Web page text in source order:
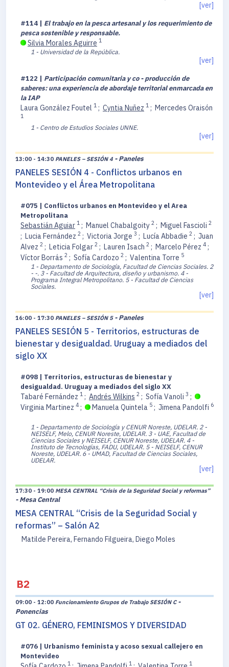
[ver]
#114 | El trabajo en la pesca artesanal y los requerimiento de
pesca sostenible y responsable.
Silvia Morales Aguirre 1
1 - Universidad de la República.
[ver]
#122 | Participación comunitaria y co - producción de
saberes: una experiencia de abordaje territorial enmarcada en
la IAP
Laura González Foutel 1 ; Cyntia Nuñez 1 ; Mercedes Oraisón
1
1 - Centro de Estudios Sociales UNNE.
[ver]
13:00 - 14:30 PANELES – SESIÓN 4 - Paneles
PANELES SESIÓN 4 - Conflictos urbanos en
Montevideo y el Área Metropolitana
#075 | Conflictos urbanos en Montevideo y el Area
Metropolitana
Sebastián Aguiar 1 ; Manuel Chabalgoity 2 ; Miguel Fascioli 2
; Lucia Fernández 2 ; Victoria Jorge 3 ; Lucía Abbadie 2 ; Juan
Alvez 2 ; Leticia Folgar 2 ; Lauren Isach 2 ; Marcelo Pérez 4 ;
Víctor Borrás 2 ; Sofía Cardozo 2 ; Valentina Torre 5
1 - Departamento de Sociología, Facultad de Ciencias Sociales. 2
- -. 3 - Facultad de Arquitectura, diseño y urbanismo. 4 -
Programa Integral Metropolitano. 5 - Facultad de Ciencias
Sociales.
[ver]
16:00 - 17:30 PANELES – SESIÓN 5 - Paneles
PANELES SESIÓN 5 - Territorios, estructuras de
bienestar y desigualdad. Uruguay a mediados del
siglo XX
#098 | Territorios, estructuras de bienestar y
desigualdad. Uruguay a mediados del siglo XX
Tabaré Fernández 1 ; Andrés Wilkins 2 ; Sofía Vanoli 3 ;
Virginia Martinez 4 ; Manuela Quintela 5 ; Jimena Pandolfi 6
1 - Departamento de Sociología y CENUR Noreste, UDELAR. 2 -
NEISELF, Melo, CENUR Noreste, UDELAR. 3 - UAE, Facultad de
Ciencias Sociales y NEISELF, CENUR Noreste, UDELAR. 4 -
Instituto de Tecnologías, FADU, UDELAR. 5 - NEISELF, CENUR
Noreste, UDELAR. 6 - UMAD, Facultad de Ciencias Sociales,
UDELAR.
[ver]
17:30 - 19:00 MESA CENTRAL “Crisis de la Seguridad Social y reformas”
- Mesa Central
MESA CENTRAL “Crisis de la Seguridad Social y
reformas” – Salón A2
Matilde Pereira, Fernando Filgueira, Diego Moles
B2
09:00 - 12:00 Funcionamiento Grupos de Trabajo SESIÓN C -
Ponencias
GT 02. GÉNERO, FEMINISMOS Y DIVERSIDAD
#076 | Urbanismo feminista y acoso sexual callejero en
Montevideo
1 1 1